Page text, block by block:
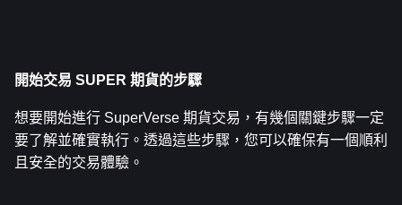
開始交易 SUPER 期貨的步驟
想要開始進行 SuperVerse 期貨交易，有幾個關鍵步驟一定
要了解並確實執行。透過這些步驟，您可以確保有一個順利
且安全的交易體驗。